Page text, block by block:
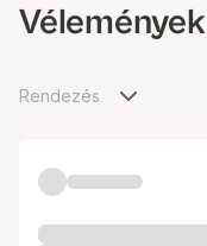
Vélemények
Rendezés